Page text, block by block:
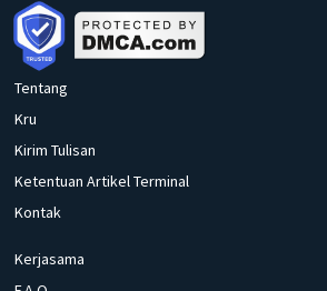
Tentang
Kru
Kirim Tulisan
Ketentuan Artikel Terminal
Kontak
Kerjasama